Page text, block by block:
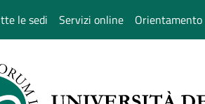
le sedi Servizi online Orientamento